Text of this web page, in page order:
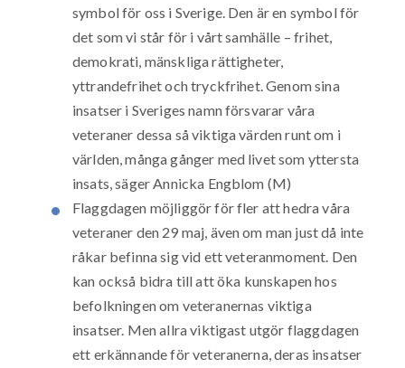
symbol för oss i Sverige. Den är en symbol för
det som vi står för i vårt samhälle – frihet,
demokrati, mänskliga rättigheter,
yttrandefrihet och tryckfrihet. Genom sina
insatser i Sveriges namn försvarar våra
veteraner dessa så viktiga värden runt om i
världen, många gånger med livet som yttersta
insats, säger Annicka Engblom (M)
Flaggdagen möjliggör för fler att hedra våra
veteraner den 29 maj, även om man just då inte
råkar befinna sig vid ett veteranmoment. Den
kan också bidra till att öka kunskapen hos
befolkningen om veteranernas viktiga
insatser. Men allra viktigast utgör flaggdagen
ett erkännande för veteranerna, deras insatser